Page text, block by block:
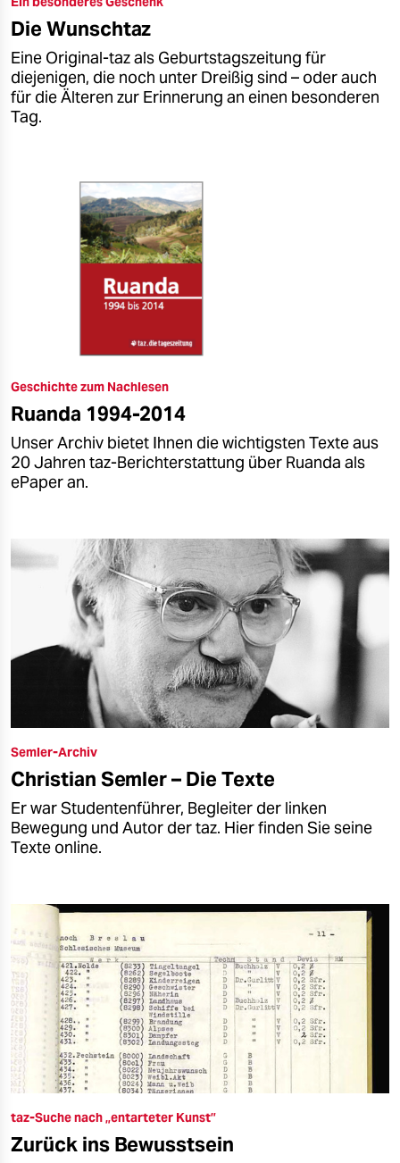
epaper login
Die Wunschtaz
Eine Original-taz als Geburtstagszeitung für
diejenigen, die noch unter Dreißig sind – oder auch
für die Älteren zur Erinnerung an einen besonderen
Tag.
Geschichte zum Nachlesen
Ruanda 1994-2014
Unser Archiv bietet Ihnen die wichtigsten Texte aus
20 Jahren taz-Berichterstattung über Ruanda als
ePaper an.
Semler-Archiv
Christian Semler – Die Texte
Er war Studentenführer, Begleiter der linken
Bewegung und Autor der taz. Hier finden Sie seine
Texte online.
taz-Suche nach „entarteter Kunst”
Zurück ins Bewusstsein